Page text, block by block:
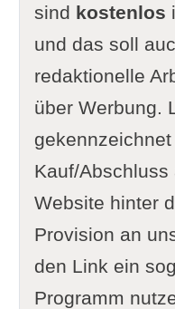
sind kostenlos
und das soll
redaktionelle
über Werbung.
Kauf/
Website hinter
Provision an
den Link ein
Programm